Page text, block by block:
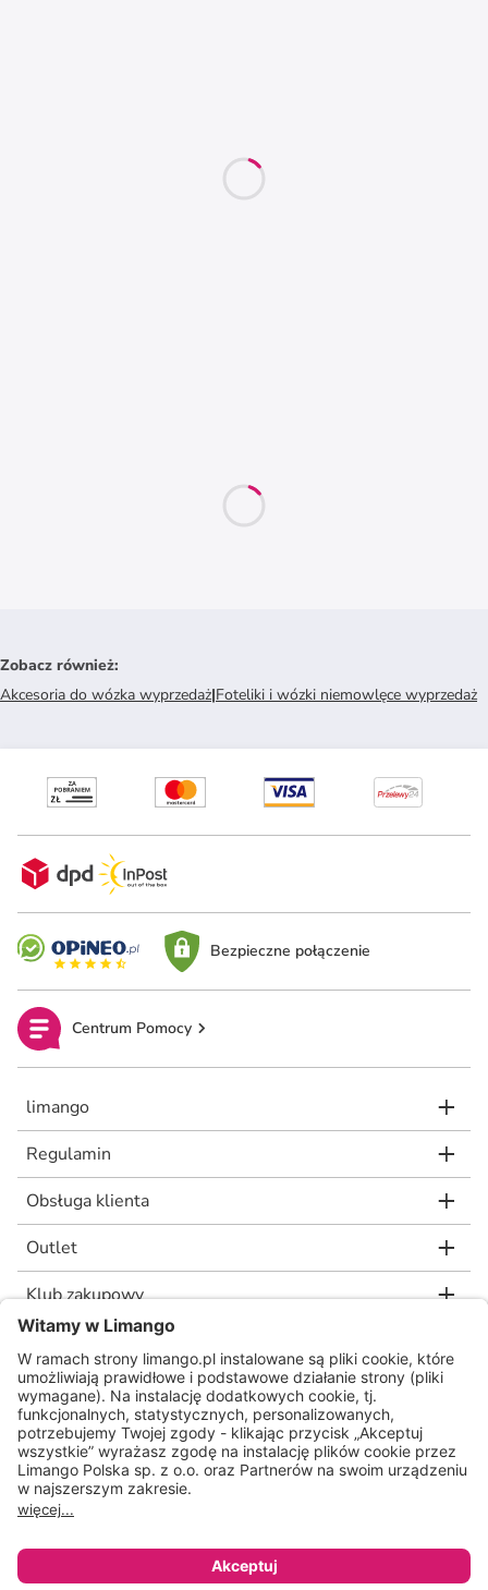
Zobacz również:
Akcesoria do wózka wyprzedaż|Foteliki i wózki niemowlęce wyprzedaż
Bezpieczne połączenie
Centrum Pomocy
limango
Regulamin
Obsługa klienta
Outlet
Klub zakupowy
limango.de limango.nl